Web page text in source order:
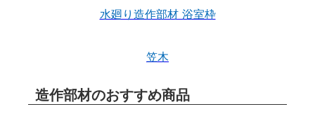
水廻り造作部材 浴室枠
笠木
造作部材のおすすめ商品